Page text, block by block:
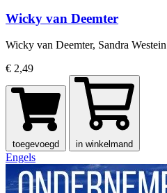
Wicky van Deemter
Wicky van Deemter, Sandra Westein
€ 2,49
toegevoegd in winkelmand
Engels